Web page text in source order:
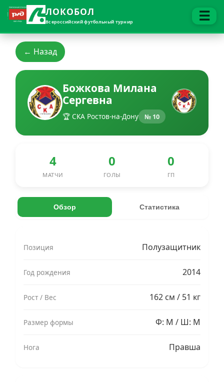
ЛОКОБОЛ
Всероссийский футбольный турнир ☰
← Назад
Божкова Милана
Сергевна
🏆 СКА Ростов-на-Дону № 10
4
МАТЧИ
0
ГОЛЫ
0
ГП
Обзор Статистика
Позиция Полузащитник
Год рождения 2014
Рост / Вес 162 см / 51 кг
Размер формы Ф: M / Ш: M
Нога Правша